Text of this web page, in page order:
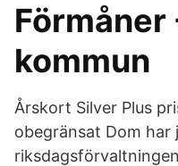
kommun
Årskort Silver Plus
obegränsat Dom har